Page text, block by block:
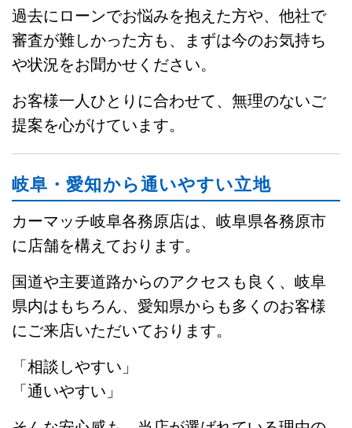
過去にローンでお悩みを抱えた方や、他社で
審査が難しかった方も、まずは今のお気持ち
や状況をお聞かせください。
お客様一人ひとりに合わせて、無理のないご
提案を心がけています。
岐阜・愛知から通いやすい立地
カーマッチ岐阜各務原店は、岐阜県各務原市
に店舗を構えております。
国道や主要道路からのアクセスも良く、岐阜
県内はもちろん、愛知県からも多くのお客様
にご来店いただいております。
「相談しやすい」
「通いやすい」